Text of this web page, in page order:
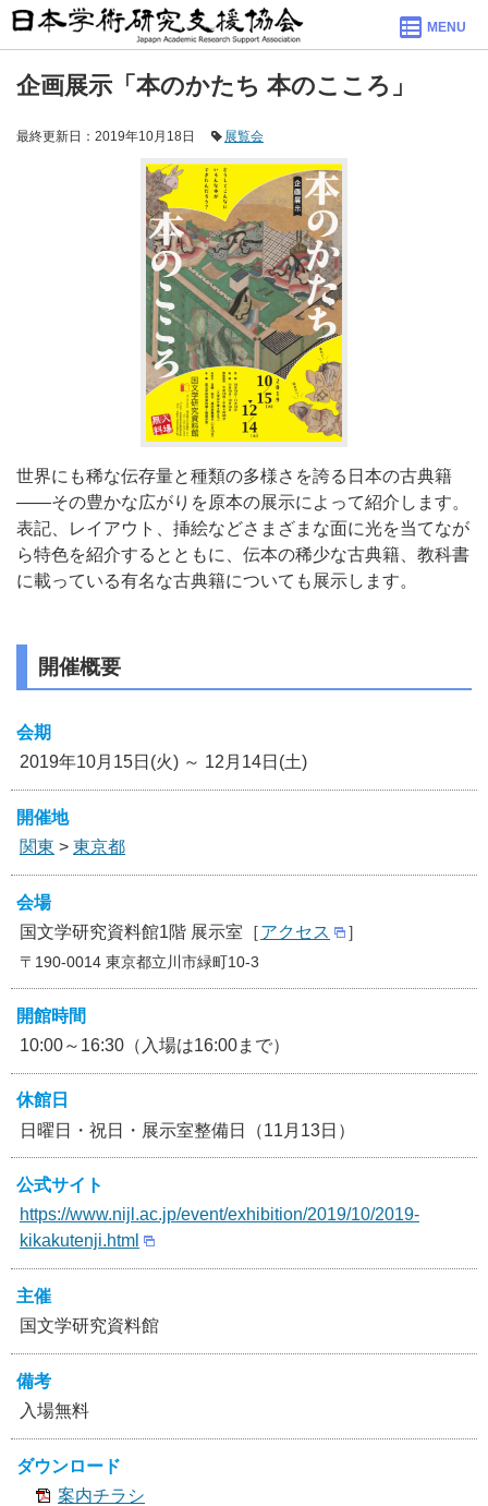
MENU
企画展示「本のかたち 本のこころ」
最終更新日：2019年10月18日 展覧会
世界にも稀な伝存量と種類の多様さを誇る日本の古典籍
――その豊かな広がりを原本の展示によって紹介します。
表記、レイアウト、挿絵などさまざまな面に光を当てなが
ら特色を紹介するとともに、伝本の稀少な古典籍、教科書
に載っている有名な古典籍についても展示します。
開催概要
会期
2019年10月15日(火) ～ 12月14日(土)
開催地
関東 > 東京都
会場
国文学研究資料館1階 展示室［アクセス ］
〒190-0014 東京都立川市緑町10-3
開館時間
10:00～16:30（入場は16:00まで）
休館日
日曜日・祝日・展示室整備日（11月13日）
公式サイト
https://www.nijl.ac.jp/event/exhibition/2019/10/2019-
kikakutenji.html
主催
国文学研究資料館
備考
入場無料
ダウンロード
案内チラシ